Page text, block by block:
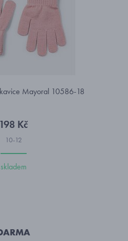
Mayoral 10586-18
198 Kč
10-12
skladem